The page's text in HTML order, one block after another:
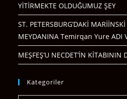
YİTİRMEKTE OLDUĞUMUZ ŞEY
ST. PETERSBURG’DAKİ
MEYDANINA Temirqan Yure ADI
MEŞFEŞ’U NECDET’İN KİTABININ
Kategoriler